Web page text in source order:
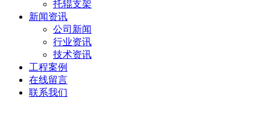
托辊支架
新闻资讯
公司新闻
行业资讯
技术资讯
工程案例
在线留言
联系我们